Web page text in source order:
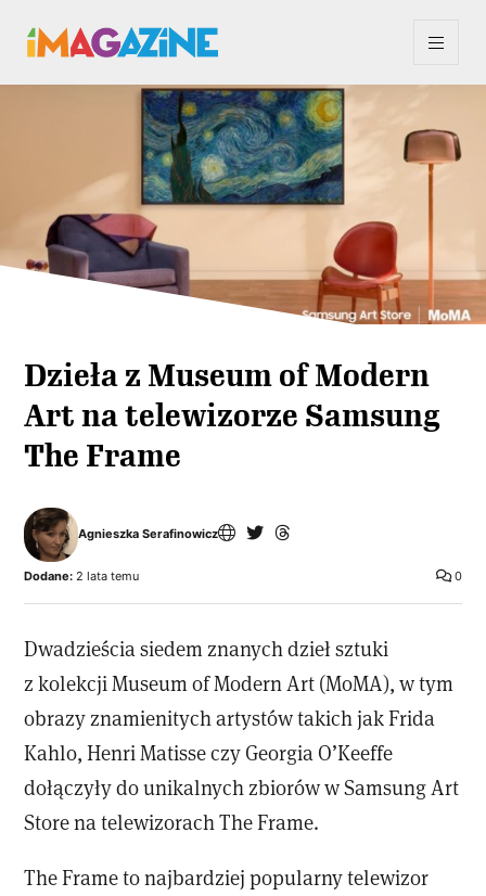
Dzieła z Museum of Modern
Art na telewizorze Samsung
The Frame
Agnieszka Serafinowicz
0
Dodane: 2 lata temu
Dwadzieścia siedem znanych dzieł sztuki
z kolekcji Museum of Modern Art (MoMA), w tym
obrazy znamienitych artystów takich jak Frida
Kahlo, Henri Matisse czy Georgia O’Keeffe
dołączyły do unikalnych zbiorów w Samsung Art
Store na telewizorach The Frame.
The Frame to najbardziej popularny telewizor